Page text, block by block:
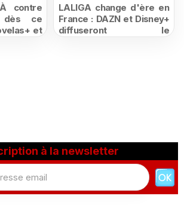
contre
dès ce
et
LALIGA change d'ère en
France : DAZN et Disney+
diffuseront le
à la newsletter